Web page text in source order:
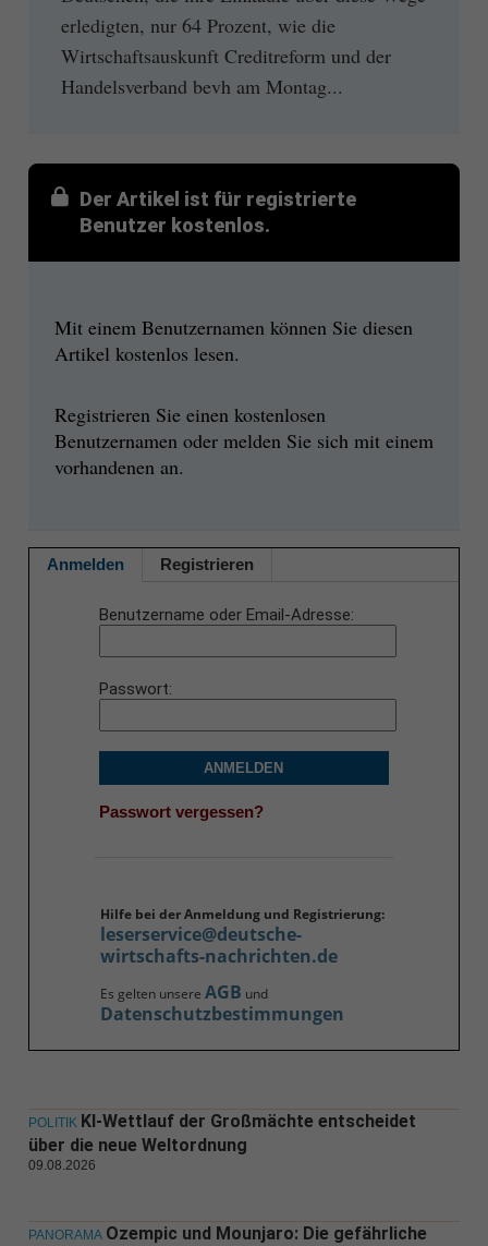
erledigten, nur 64 Prozent, wie die
Wirtschaftsauskunft Creditreform und der
Handelsverband bevh am Montag...
Der Artikel ist für registrierte
Benutzer kostenlos.
Mit einem Benutzernamen können Sie diesen
Artikel kostenlos lesen.
Registrieren Sie einen kostenlosen
Benutzernamen oder melden Sie sich mit einem
vorhandenen an.
Anmelden Registrieren
Benutzername oder Email-Adresse
Passwort
ANMELDEN
Passwort vergessen?
Hilfe bei der Anmeldung und Registrierung:
leserservice@deutsche-
wirtschafts-nachrichten.de
Es gelten unsere AGB und
Datenschutzbestimmungen
POLITIK KI-Wettlauf der Großmächte entscheidet
über die neue Weltordnung
09.08.2026
PANORAMA Ozempic und Mounjaro: Die gefährliche